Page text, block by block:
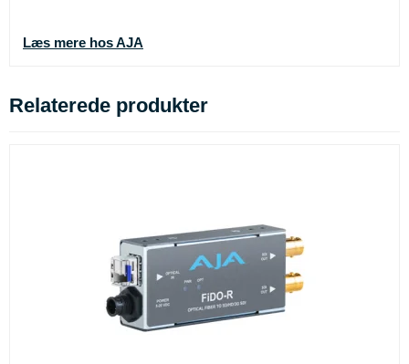
Læs mere hos AJA
Relaterede produkter